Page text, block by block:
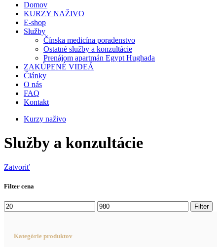
Domov
KURZY NAŽIVO
E-shop
Služby
Čínska medicína poradenstvo
Ostatné služby a konzultácie
Prenájom apartmán Egypt Hughada
ZAKÚPENÉ VIDEÁ
Články
O nás
FAQ
Kontakt
Kurzy naživo
Služby a konzultácie
Zatvoriť
Filter cena
Minimálna
cena
Maximálna
cena
Filter
Kategórie produktov